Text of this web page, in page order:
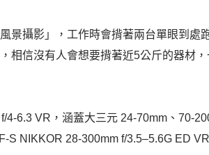
景攝影」，工作時會揹著兩台單眼到處
相信沒有人會想要揹著近5公斤的器材
6.3 VR，涵蓋大三元 24-70mm、70-
NIKKOR 28-300mm f/3.5–5.6G ED